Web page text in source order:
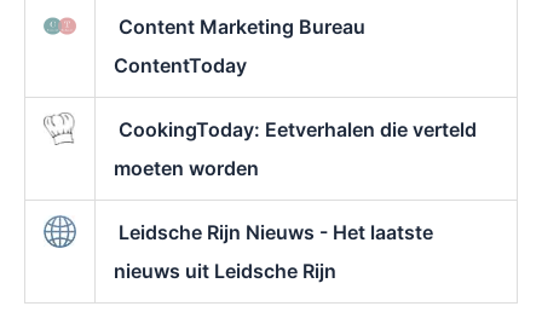
Content Marketing Bureau
ContentToday
CookingToday: Eetverhalen die verteld
moeten worden
Leidsche Rijn Nieuws - Het laatste
nieuws uit Leidsche Rijn